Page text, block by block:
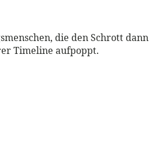
die den Schrott dann
Timeline aufpoppt.